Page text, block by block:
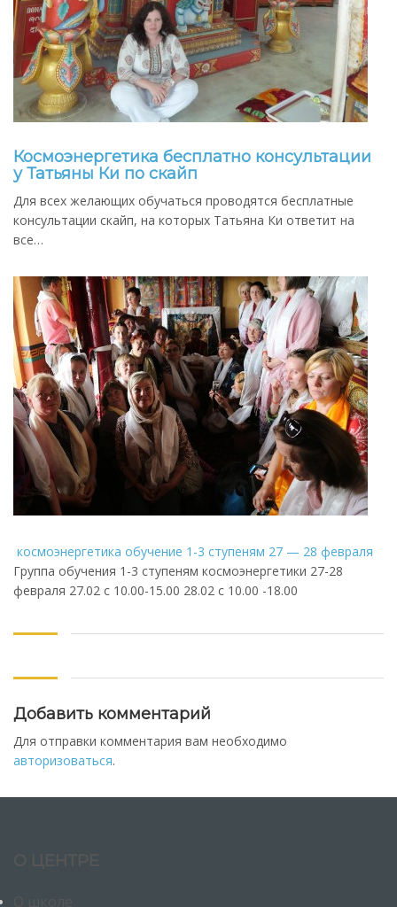
Космоэнергетика бесплатно консультации
у Татьяны Ки по скайп
Для всех желающих обучаться проводятся бесплатные
консультации скайп, на которых Татьяна Ки ответит на
все…
космоэнергетика обучение 1-3 ступеням 27 — 28 февраля
Группа обучения 1-3 ступеням космоэнергетики 27-28
февраля 27.02 с 10.00-15.00 28.02 с 10.00 -18.00
Добавить комментарий
Для отправки комментария вам необходимо
авторизоваться.